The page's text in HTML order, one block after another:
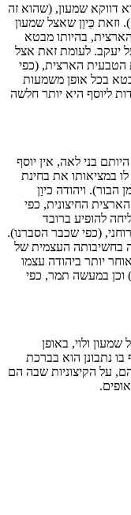
דווקא שמעון, (שהוא זה
וזאת כֵּיוַן שאצל שמעון
בהיותו מבטא
יעקב. לעומת זאת אצל
הטבעית הארצית, (כפי
בכל אופן משמעות
ליוסף היא יותר חלשה
בני לאה, אין יוסף
לו במציאותו את בחינת
ויהודה כיוַן
החיצונית, כפי
להופיע ברובד
(כפי שכבר הסברנו).
בחשיבותה העצמית של
יותר ביהודה עצמו
וכן במעשה תמר, כפי
ולוי, באופן
נתבונן הוא בברכת
על הקיצוניות שבה הם